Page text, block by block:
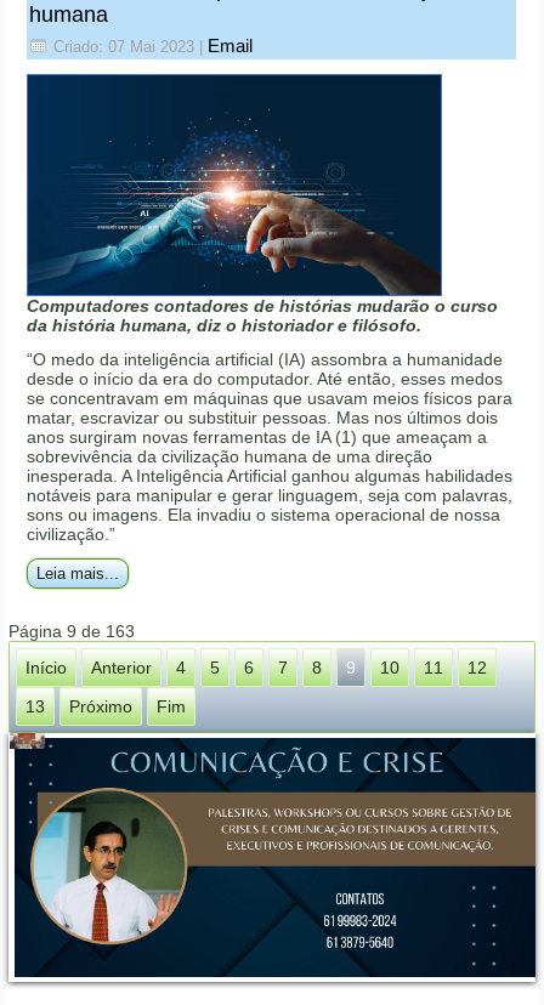
humana
Criado: 07 Mai 2023 Email
Computadores contadores de histórias mudarão o curso
da história humana, diz o historiador e filósofo.
“O medo da inteligência artificial (IA) assombra a humanidade
desde o início da era do computador. Até então, esses medos
se concentravam em máquinas que usavam meios físicos para
matar, escravizar ou substituir pessoas. Mas nos últimos dois
anos surgiram novas ferramentas de IA (1) que ameaçam a
sobrevivência da civilização humana de uma direção
inesperada. A Inteligência Artificial ganhou algumas habilidades
notáveis para manipular e gerar linguagem, seja com palavras,
sons ou imagens. Ela invadiu o sistema operacional de nossa
civilização.”
Leia mais...
Página 9 de 163
Início
Anterior 4 5 6 7 8 9 10 11
12
13
Próximo Fim